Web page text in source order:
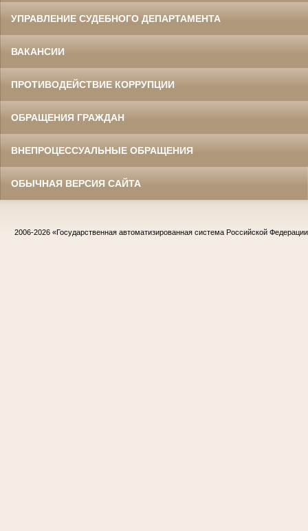
УПРАВЛЕНИЕ СУДЕБНОГО ДЕПАРТАМЕНТА
ВАКАНСИИ
ПРОТИВОДЕЙСТВИЕ КОРРУПЦИИ
ОБРАЩЕНИЯ ГРАЖДАН
ВНЕПРОЦЕССУАЛЬНЫЕ ОБРАЩЕНИЯ
ОБЫЧНАЯ ВЕРСИЯ САЙТА
2006-2026 «Государственная автоматизированная система Российской